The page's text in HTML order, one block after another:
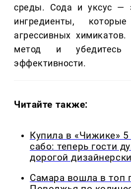
среды. Сода и уксус —
ингредиенты,
агрессивных химикатов.
метод и
эффективности.
Читайте также:
Купила в «Чижике»
сабо: теперь гости
дорогой
Самара вошла в топ